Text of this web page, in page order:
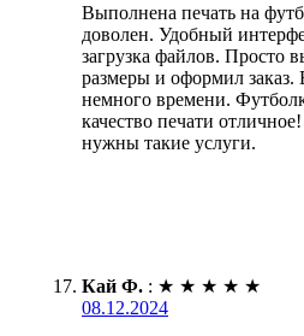
Выполнена печать на
доволен. Удобный
загрузка файлов. Просто
размеры и оформил заказ.
немного времени.
качество печати
нужны такие услуги.
Кай Ф. : ★ ★ ★ ★ ★
08.12.2024